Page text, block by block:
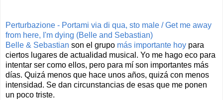
Perturbazione - Portami via di qua, sto male / Get me away
from here, I'm dying (Belle and Sebastian)
Belle & Sebastian son el grupo más importante hoy para
ciertos lugares de actualidad musical. Yo me hago eco para
intentar ser como ellos, pero para mí son importantes más
días. Quizá menos que hace unos años, quizá con menos
intensidad. Se dan circunstancias de esas que me ponen
un poco triste.